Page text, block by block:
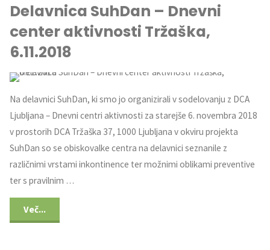
Delavnica SuhDan – Dnevni
center aktivnosti Tržaška,
6.11.2018
Na delavnici SuhDan, ki smo jo organizirali v sodelovanju z DCA
Ljubljana – Dnevni centri aktivnosti za starejše 6. novembra 2018
v prostorih DCA Tržaška 37, 1000 Ljubljana v okviru projekta
SuhDan so se obiskovalke centra na delavnici seznanile z
različnimi vrstami inkontinence ter možnimi oblikami preventive
ter s pravilnim …
Več...